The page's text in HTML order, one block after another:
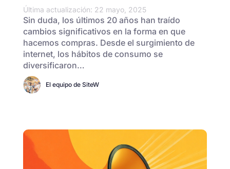
Última actualización: 22 mayo, 2025
Sin duda, los últimos 20 años han traído
cambios significativos en la forma en que
hacemos compras. Desde el surgimiento de
internet, los hábitos de consumo se
diversificaron…
El equipo de SiteW